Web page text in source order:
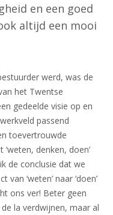
en een goed
altijd een mooi
werd, was de
het Twentse
gedeelde visie op en
passend
toevertrouwde
denken, doen’
de conclusie dat we
van ‘weten’ naar ‘doen’
ons ver! Beter geen
la verdwijnen, maar al